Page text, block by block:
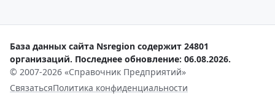
База данных сайта Nsregion содержит 24801
организаций. Последнее обновление: 06.08.2026.
© 2007-2026 «Справочник Предприятий»
СвязатьсяПолитика конфиденциальности